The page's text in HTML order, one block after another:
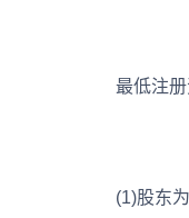
最低注册
(1)股东为